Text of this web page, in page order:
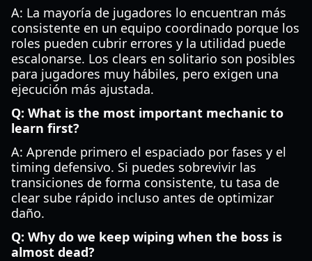
A: La mayoría de jugadores lo encuentran más
consistente en un equipo coordinado porque los
roles pueden cubrir errores y la utilidad puede
escalonarse. Los clears en solitario son posibles
para jugadores muy hábiles, pero exigen una
ejecución más ajustada.
Q: What is the most important mechanic to
learn first?
A: Aprende primero el espaciado por fases y el
timing defensivo. Si puedes sobrevivir las
transiciones de forma consistente, tu tasa de
clear sube rápido incluso antes de optimizar
daño.
Q: Why do we keep wiping when the boss is
almost dead?